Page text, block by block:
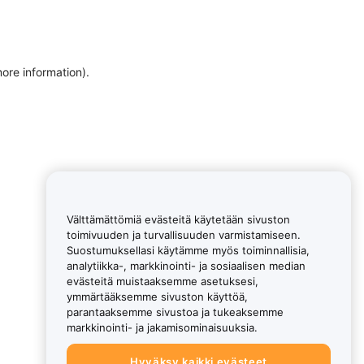
information).
Välttämättömiä evästeitä käytetään sivuston
toimivuuden ja turvallisuuden varmistamiseen.
Suostumuksellasi käytämme myös toiminnallisia,
analytiikka-, markkinointi- ja sosiaalisen median
evästeitä muistaaksemme asetuksesi,
ymmärtääksemme sivuston käyttöä,
parantaaksemme sivustoa ja tukeaksemme
markkinointi- ja jakamisominaisuuksia.